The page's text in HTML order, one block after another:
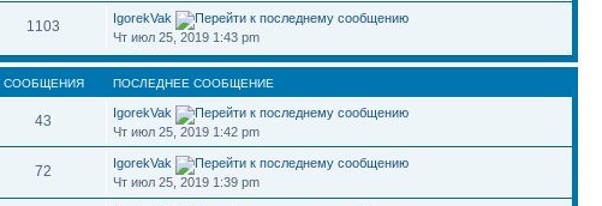
1103
IgorekVak
Чт июл 25, 2019 1:43 pm
СООБЩЕНИЯ ПОСЛЕДНЕЕ СООБЩЕНИЕ
43
IgorekVak
Чт июл 25, 2019 1:42 pm
72
IgorekVak
Чт июл 25, 2019 1:39 pm